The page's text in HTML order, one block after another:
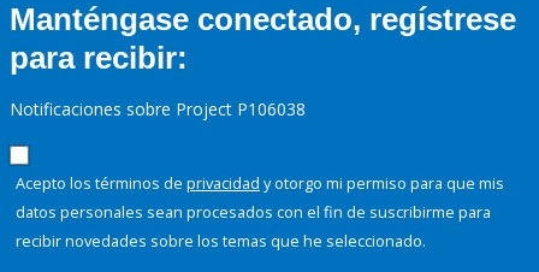
Manténgase conectado, regístrese
para recibir:
Notificaciones sobre Project P106038
Acepto los términos de privacidad y otorgo mi permiso para que mis
datos personales sean procesados con el fin de suscribirme para
recibir novedades sobre los temas que he seleccionado.